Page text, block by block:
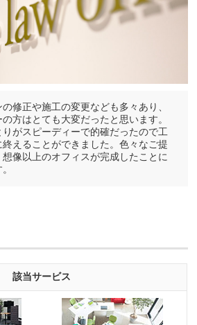
修正や施工の変更なども多々あり、
方はとても大変だったと思います。
がスピーディーで的確だったので工
えることができました。色々なご提
像以上のオフィスが完成したことに
該当サービス